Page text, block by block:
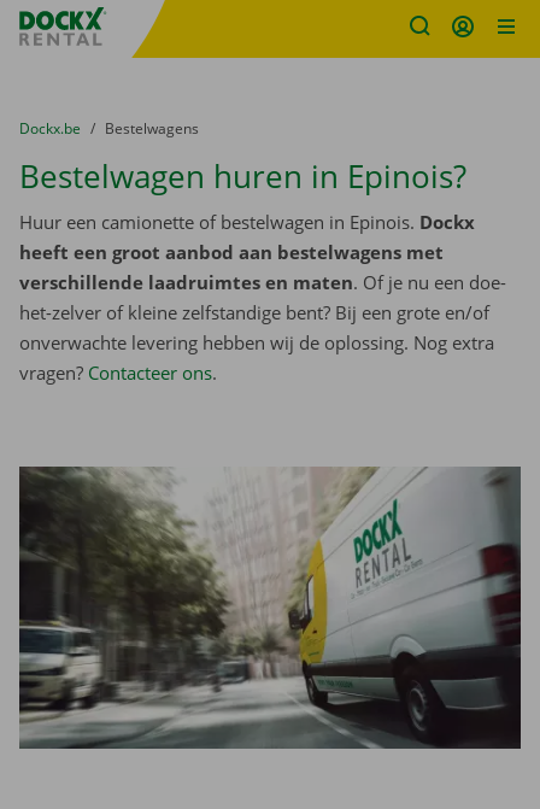
Fratello DEMO
U bevindt zich hier:
van
Dockx.be naar
Bestelwagens
Bestelwagen huren in Epinois?
Huur een camionette of bestelwagen in Epinois. Dockx
heeft een groot aanbod aan bestelwagens met
verschillende laadruimtes en maten. Of je nu een doe-
het-zelver of kleine zelfstandige bent? Bij een grote en/of
onverwachte levering hebben wij de oplossing. Nog extra
vragen? Contacteer ons.